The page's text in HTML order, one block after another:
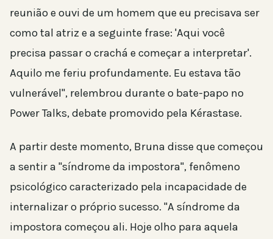
reunião e ouvi de um homem que eu precisava ser
como tal atriz e a seguinte frase: 'Aqui você
precisa passar o crachá e começar a interpretar'.
Aquilo me feriu profundamente. Eu estava tão
vulnerável", relembrou durante o bate-papo no
Power Talks, debate promovido pela Kérastase.
A partir deste momento, Bruna disse que começou
a sentir a "síndrome da impostora", fenômeno
psicológico caracterizado pela incapacidade de
internalizar o próprio sucesso. "A síndrome da
impostora começou ali. Hoje olho para aquela